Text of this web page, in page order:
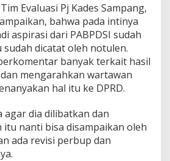
Evaluasi Pj Kades Sampang,
bahwa pada intinya
aspirasi dari PABPDSI sudah
dicatat oleh notulen.
banyak terkait hasil
mengarahkan wartawan
hal itu ke DPRD.
agar dia dilibatkan dan
itu nanti bisa disampaikan oleh
ada revisi perbup dan